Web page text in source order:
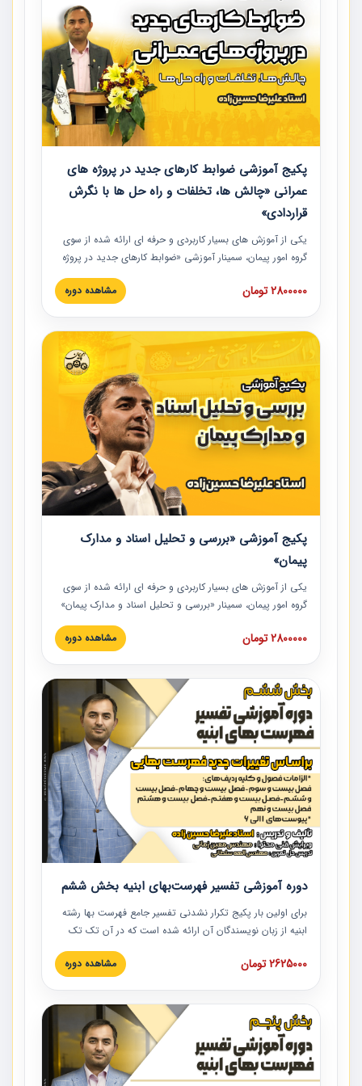
پکیج آموزشی ضوابط کارهای جدید در پروژه های
عمرانی «چالش ها، تخلفات و راه حل ها با نگرش
قراردادی»
یکی از آموزش‏‏‏‏‏‏ های بسیار کاربردی و حرفه‏ ای ارائه شده از سوی
گروه امور پیمان، سمینار آموزشی «ضوابط کارهای جدید در پروژه
های عمرانی» چالش ها، تخلفات و راه حل ها با نگرش قراردادی
است که در محل سندیکای شرکت های ساختمانی کشور ارائه شد.
مدارک پیمان به همراه تجربیات عملی ارائه شده است.
2800000 تومان مشاهده دوره
پکیج آموزشی «بررسی و تحلیل اسناد و مدارک
پیمان»
یکی از آموزش‏‏‏‏‏‏ های بسیار کاربردی و حرفه‏ ای ارائه شده از سوی
گروه امور پیمان، سمینار «بررسی و تحلیل اسناد و مدارک پیمان»
است که در دانشگاه صنعتی شریف ارائه شد. در این آموزش
نکات کلیدی مربوط به اسناد و مدارک پیمان، اولویت بندی اسناد
پیمان به همراه تجربیات عملی در این خصوص ارائه شده است.
2800000 تومان مشاهده دوره
دوره آموزشی تفسیر فهرست‌بهای ابنیه بخش ششم
برای اولین بار پکیج تکرار نشدنی تفسیر جامع فهرست بها رشته
ابنیه از زبان نویسندگان آن ارائه شده است که در آن تک تک
ردیف ها و مطالب فهرست بها تفسیر و ارائه شده است. این
دوره به صورت کامل تصویری بوده و به همراه تصاویر عملیات
دوره با کلام مهندس علیرضاحسین‌زاده مدیر پروژه مهندسی
مشاور در امر بازنگری فهرست بها رشته ابنیه ارائه شده و به تمام
همکارانی که در حوزه صنعت ساخت در حال فعالیت هستند حتما
توصیه می کنیم از مطالب این دوره استفاده نمایند.
2625000 تومان مشاهده دوره